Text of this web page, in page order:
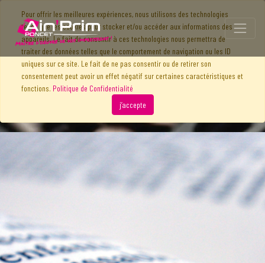
Pour offrir les meilleures expériences, nous utilisons des technologies
telles que les cookies pour stocker et/ou accéder aux informations des
appareils. Le fait de consentir à ces technologies nous permettra de
traiter des données telles que le comportement de navigation ou les ID
uniques sur ce site. Le fait de ne pas consentir ou de retirer son
consentement peut avoir un effet négatif sur certaines caractéristiques et
fonctions. Politique de Confidentialité
j’accepte